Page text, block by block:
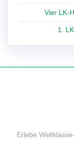
Vier LK-
1.
Erlebe